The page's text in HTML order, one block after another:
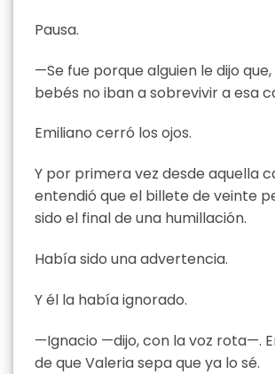
Pausa.
—Se fue porque alguien le dijo
bebés no iban a sobrevivir a esa
Emiliano cerró los ojos.
Y por primera vez desde aquella
entendió que el billete de veinte
sido el final de una humillación.
Había sido una advertencia.
Y él la había ignorado.
—Ignacio —dijo, con la voz rota—.
de que Valeria sepa que ya lo sé.